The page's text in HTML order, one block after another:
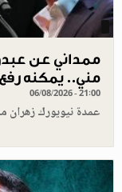
ممداني عن
مني.. يمكنه
06/08/2026 - 21:00
عمدة نيويورك زهران